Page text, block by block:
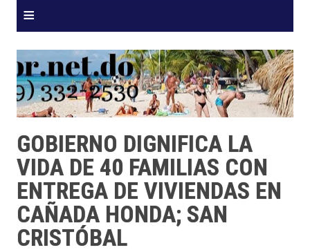
≡
GOBIERNO DIGNIFICA LA
VIDA DE 40 FAMILIAS CON
ENTREGA DE VIVIENDAS EN
CAÑADA HONDA; SAN
CRISTÓBAL